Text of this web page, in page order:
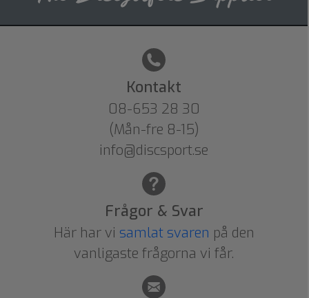
Kontakt
08-653 28 30
(Mån-fre 8-15)
info@discsport.se
Frågor & Svar
Här har vi samlat svaren på den
vanligaste frågorna vi får.